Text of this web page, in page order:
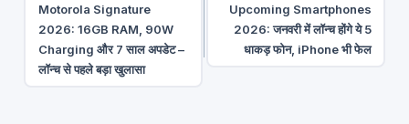
navigation
Motorola Signature
2026: 16GB RAM, 90W
Charging और 7 साल अपडेट –
लॉन्च से पहले बड़ा खुलासा
Upcoming Smartphones
2026: जनवरी में लॉन्च होंगे ये 5
धाकड़ फोन, iPhone भी फेल